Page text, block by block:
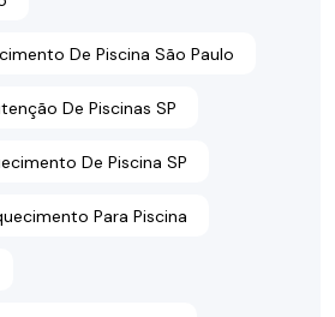
De Piscina São Paulo
De Piscinas SP
De Piscina SP
Para Piscina